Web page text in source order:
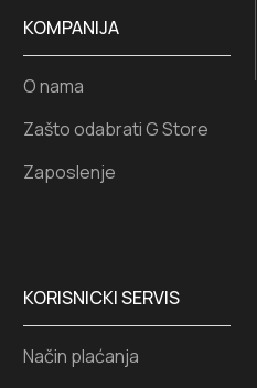
KORISNICKI SERVIS
Način plaćanja
KOMPANIJA
O nama
Zašto odabrati G Store
Zaposlenje